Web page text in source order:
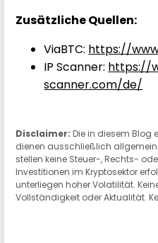
Zusätzliche Quellen:
ViaBTC: https://
IP Scanner: https://
scanner.com/de/
Disclaimer:Die in diesem Blog
dienen ausschließlich
stellen keine Steuer-, Rechts-
Investitionen im Kryptosektor
unterliegen hoher Volatilität.
Vollständigkeit oder Aktualität.